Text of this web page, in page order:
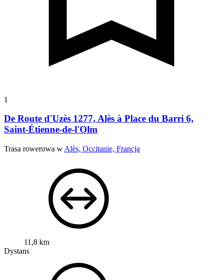
1
De Route d'Uzès 1277, Alès à Place du Barri 6,
Saint-Étienne-de-l'Olm
Trasa rowerowa w Alès, Occitanie, Francja
11,8 km
Dystans